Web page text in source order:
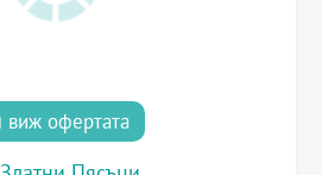
виж офертата